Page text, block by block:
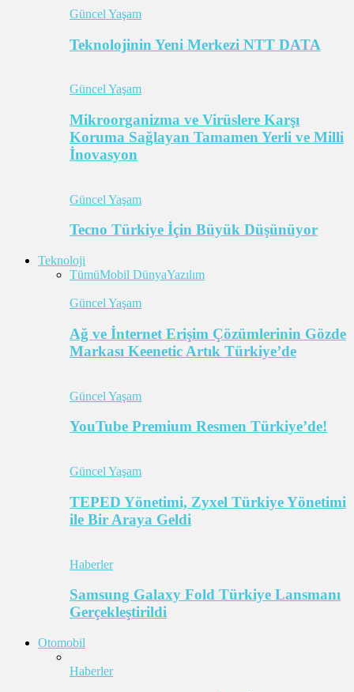
Güncel Yaşam
Teknolojinin Yeni Merkezi NTT DATA
Güncel Yaşam
Mikroorganizma ve Virüslere Karşı
Koruma Sağlayan Tamamen Yerli ve Milli
İnovasyon
Güncel Yaşam
Tecno Türkiye İçin Büyük Düşünüyor
Teknoloji
TümüMobil DünyaYazılım
Güncel Yaşam
Ağ ve İnternet Erişim Çözümlerinin Gözde
Markası Keenetic Artık Türkiye’de
Güncel Yaşam
YouTube Premium Resmen Türkiye’de!
Güncel Yaşam
TEPED Yönetimi, Zyxel Türkiye Yönetimi
ile Bir Araya Geldi
Haberler
Samsung Galaxy Fold Türkiye Lansmanı
Gerçekleştirildi
Otomobil
Haberler